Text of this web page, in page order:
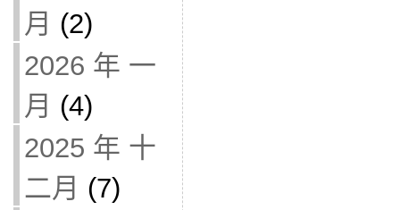
月 (2)
2026 年 一
月 (4)
2025 年 十
二月 (7)